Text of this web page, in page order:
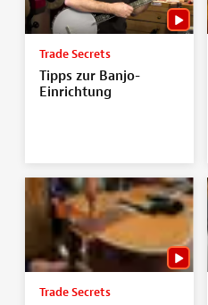
Trade Secrets
Tipps zur Banjo-
Einrichtung
Trade Secrets